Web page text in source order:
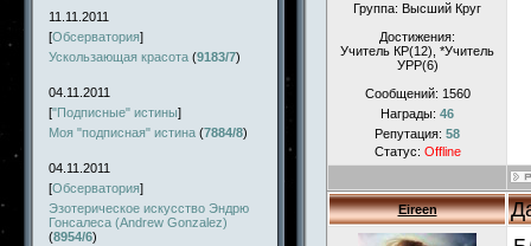
11.11.2011
[Обсерватория]
Ускользающая красота (9183/7)
04.11.2011
["Подписные" истины]
Моя "подписная" истина (7884/8)
04.11.2011
[Обсерватория]
Эзотерическое искусство Эндрю
Гонсалеса (Andrew Gonzalez)
(8954/6)
Группа: Высший Круг
Достижения:
Учитель КР(12), *Учитель
УРР(6)
Сообщений: 1560
Награды: 46
Репутация: 58
Статус: Offline
Eireen